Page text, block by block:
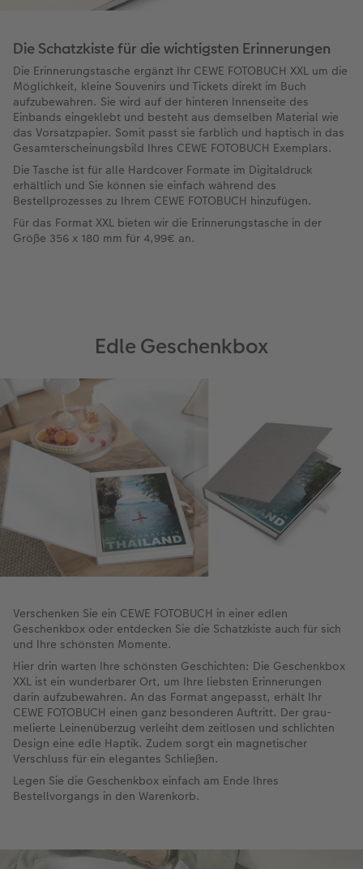
Die Schatzkiste für die wichtigsten Erinnerungen
Die Erinnerungstasche ergänzt Ihr CEWE FOTOBUCH XXL um die
Möglichkeit, kleine Souvenirs und Tickets direkt im Buch
aufzubewahren. Sie wird auf der hinteren Innenseite des
Einbands eingeklebt und besteht aus demselben Material wie
das Vorsatzpapier. Somit passt sie farblich und haptisch in das
Gesamterscheinungsbild Ihres CEWE FOTOBUCH Exemplars.
Die Tasche ist für alle Hardcover Formate im Digitaldruck
erhältlich und Sie können sie einfach während des
Bestellprozesses zu Ihrem CEWE FOTOBUCH hinzufügen.
Für das Format XXL bieten wir die Erinnerungstasche in der
Größe 356 x 180 mm für 4,99€ an.
Edle Geschenkbox
Verschenken Sie ein CEWE FOTOBUCH in einer edlen
Geschenkbox oder entdecken Sie die Schatzkiste auch für sich
und Ihre schönsten Momente.
Hier drin warten Ihre schönsten Geschichten: Die Geschenkbox
XXL ist ein wunderbarer Ort, um Ihre liebsten Erinnerungen
darin aufzubewahren. An das Format angepasst, erhält Ihr
CEWE FOTOBUCH einen ganz besonderen Auftritt. Der grau-
melierte Leinenüberzug verleiht dem zeitlosen und schlichten
Design eine edle Haptik. Zudem sorgt ein magnetischer
Verschluss für ein elegantes Schließen.
Legen Sie die Geschenkbox einfach am Ende Ihres
Bestellvorgangs in den Warenkorb.